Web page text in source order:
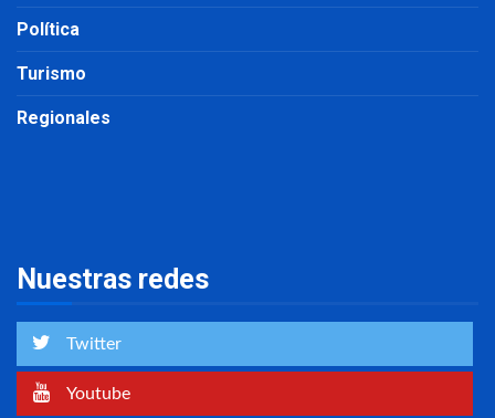
Política
Turismo
Regionales
Nuestras redes
Twitter
Youtube